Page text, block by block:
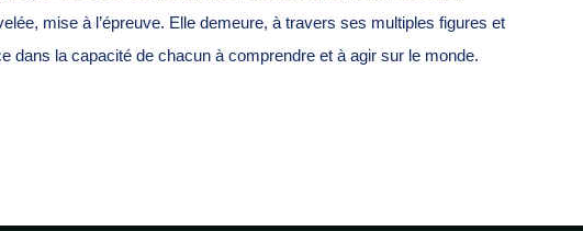
mise à l’épreuve. Elle demeure, à travers ses multiples figures et
dans la capacité de chacun à comprendre et à agir sur le monde.